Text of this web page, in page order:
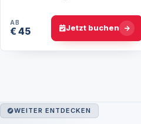
AB
€ 45 Jetzt buchen
WEITER ENTDECKEN